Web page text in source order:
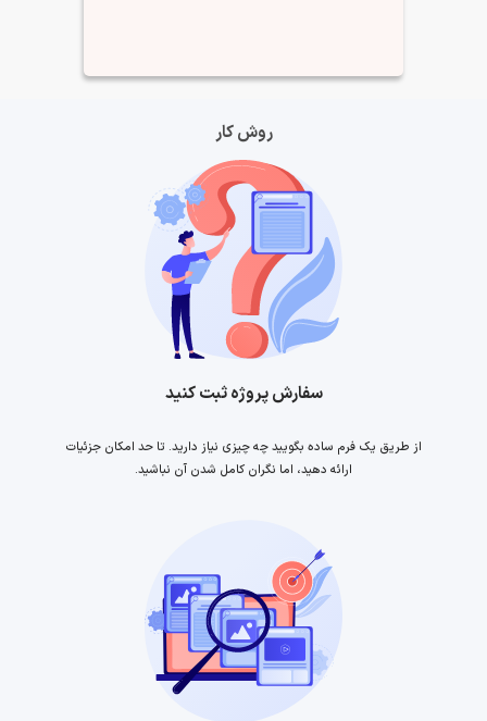
روش کار
سفارش پروژه ثبت کنید
از طریق یک فرم ساده بگویید چه چیزی نیاز دارید. تا حد امکان جزئیات
ارائه دهید، اما نگران کامل شدن آن نباشید.